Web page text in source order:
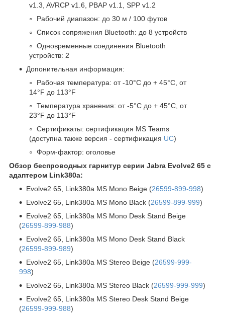
v1.3, AVRCP v1.6, PBAP v1.1, SPP v1.2
Рабочий диапазон: до 30 м / 100 футов
Список сопряжения Bluetooth: до 8 устройств
Одновременные соединения Bluetooth
устройств: 2
Допонительная информация:
Рабочая температура: от -10°C до + 45°C, от
14°F до 113°F
Температура хранения: от -5°C до + 45°C, от
23°F до 113°F
Сертификаты: сертификация MS Teams
(доступна также версия - сертификация UC)
Форм-фактор: оголовье
Обзор беспроводных гарнитур серии Jabra Evolve2 65 c
адаптером Link380a:
Evolve2 65, Link380a MS Mono Beige (26599-899-998)
Evolve2 65, Link380a MS Mono Black (26599-899-999)
Evolve2 65, Link380a MS Mono Desk Stand Beige
(26599-899-988)
Evolve2 65, Link380a MS Mono Desk Stand Black
(26599-899-989)
Evolve2 65, Link380a MS Stereo Beige (26599-999-
998)
Evolve2 65, Link380a MS Stereo Black (26599-999-999)
Evolve2 65, Link380a MS Stereo Desk Stand Beige
(26599-999-988)